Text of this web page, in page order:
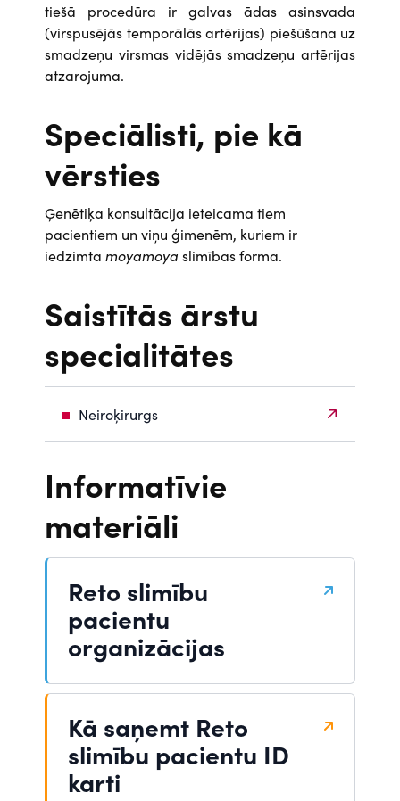
tiešā procedūra ir galvas ādas asinsvada
(virspusējās temporālās artērijas) piešūšana uz
smadzeņu virsmas vidējās smadzeņu artērijas
atzarojuma.
Speciālisti, pie kā
vērsties
Ģenētiķa konsultācija ieteicama tiem
pacientiem un viņu ģimenēm, kuriem ir
iedzimta moyamoya slimības forma.
Saistītās ārstu
specialitātes
Neiroķirurgs
Informatīvie
materiāli
Reto slimību
pacientu
organizācijas
Kā saņemt Reto
slimību pacientu ID
karti